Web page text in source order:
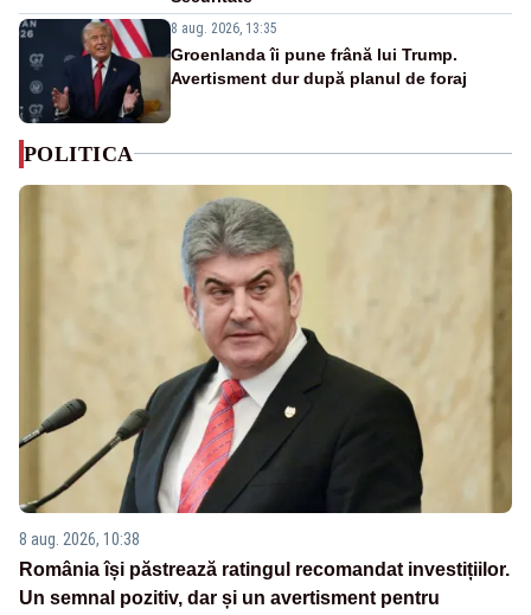
8 aug. 2026, 13:35
Groenlanda îi pune frână lui Trump.
Avertisment dur după planul de foraj
POLITICA
8 aug. 2026, 10:38
România își păstrează ratingul recomandat investițiilor.
Un semnal pozitiv, dar și un avertisment pentru